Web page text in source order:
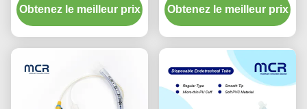
prévention de la VAP
Obtenez le meilleur prix
Obtenez le meilleur prix